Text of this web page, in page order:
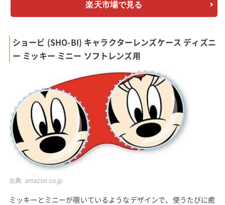
楽天市場で見る
ショービ (SHO-BI) キャラクターレンズケース ディズニ
ー ミッキー ミニー ソフトレンズ用
出典: amazon.co.jp
ミッキーとミニーが覗いているようなデザインで、使うたびに癒